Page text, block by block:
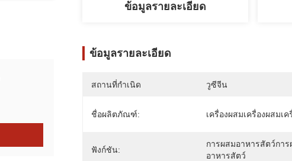
ข้อมูลรายละเอียด
ข้อมูลรายละเอียด
สถานที่กำเนิด วูซีจีน
ชื่อผลิตภัณฑ์: เครื่องผสมเครื่องผสมเค
ฟังก์ชัน:
การผสมอาหารสัตว์การ
อาหารสัตว์